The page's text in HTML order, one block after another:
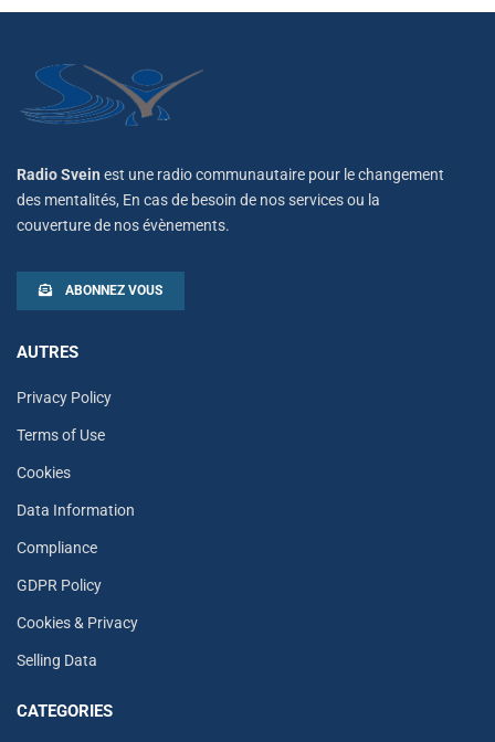
Radio Svein est une radio communautaire pour le changement
des mentalités, En cas de besoin de nos services ou la
couverture de nos évènements.
ABONNEZ VOUS
AUTRES
Privacy Policy
Terms of Use
Cookies
Data Information
Compliance
GDPR Policy
Cookies & Privacy
Selling Data
CATEGORIES